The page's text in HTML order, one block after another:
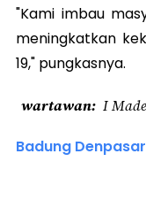
"Kami imbau
meningkatkan
19," pungkasnya.
wartawan I
Badung Denpasar